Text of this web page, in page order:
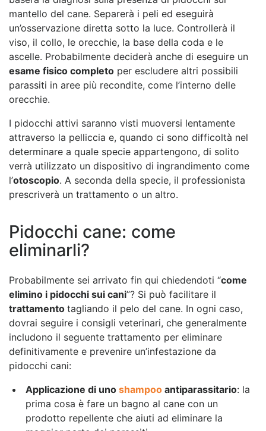
mantello del cane. Separerà i peli ed eseguirà
un’osservazione diretta sotto la luce. Controllerà il
viso, il collo, le orecchie, la base della coda e le
ascelle. Probabilmente deciderà anche di eseguire un
esame fisico completo per escludere altri possibili
parassiti in aree più recondite, come l’interno delle
orecchie.
I pidocchi attivi saranno visti muoversi lentamente
attraverso la pelliccia e, quando ci sono difficoltà nel
determinare a quale specie appartengono, di solito
verrà utilizzato un dispositivo di ingrandimento come
l’otoscopio. A seconda della specie, il professionista
prescriverà un trattamento o un altro.
Pidocchi cane: come
eliminarli?
Probabilmente sei arrivato fin qui chiedendoti “come
elimino i pidocchi sui cani”? Si può facilitare il
trattamento tagliando il pelo del cane. In ogni caso,
dovrai seguire i consigli veterinari, che generalmente
includono il seguente trattamento per eliminare
definitivamente e prevenire un’infestazione da
pidocchi cani:
Applicazione di uno shampoo antiparassitario: la
prima cosa è fare un bagno al cane con un
prodotto repellente che aiuti ad eliminare la